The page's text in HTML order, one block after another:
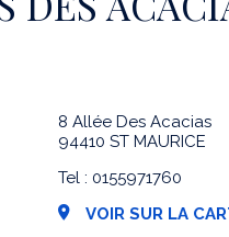
8 Allée Des Acacias
94410 ST MAURICE
Tel : 0155971760
VOIR SUR LA